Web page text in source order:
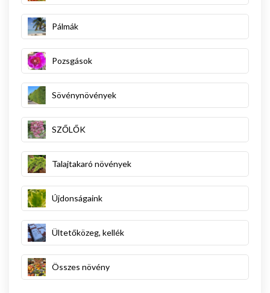
Pálmák
Pozsgások
Sövénynövények
SZŐLŐK
Talajtakaró növények
Újdonságaink
Ültetőközeg, kellék
Összes növény